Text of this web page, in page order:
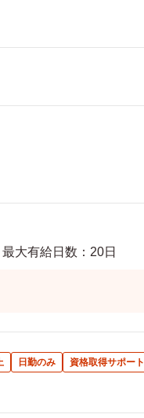
大有給日数：20日
日勤のみ
資格取得サポート